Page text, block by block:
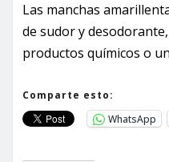
Las manchas
de sudor y
productos químicos o
Comparte esto:
WhatsApp